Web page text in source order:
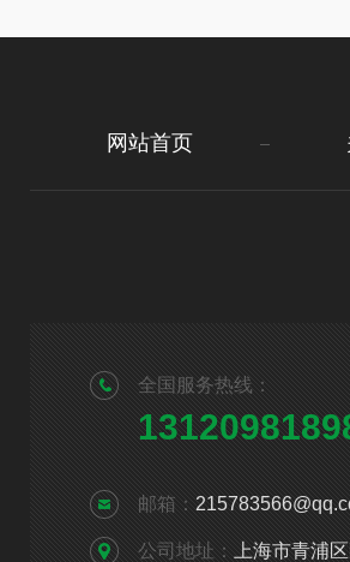
网站首页
全国服务热线：
邮箱：
公司地址： 上海市青浦